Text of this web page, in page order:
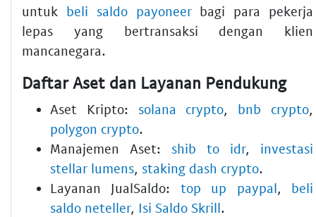
untuk beli saldo payoneerbagi para pekerja
lepas yang bertransaksi dengan klien
mancanegara.
Daftar Aset dan Layanan Pendukung
Aset Kripto: solana crypto, bnb crypto,
polygon crypto.
Manajemen Aset: shib to idr, investasi
stellar lumens, staking dash crypto.
Layanan JualSaldo: top up paypal, beli
saldo neteller, Isi Saldo Skrill.